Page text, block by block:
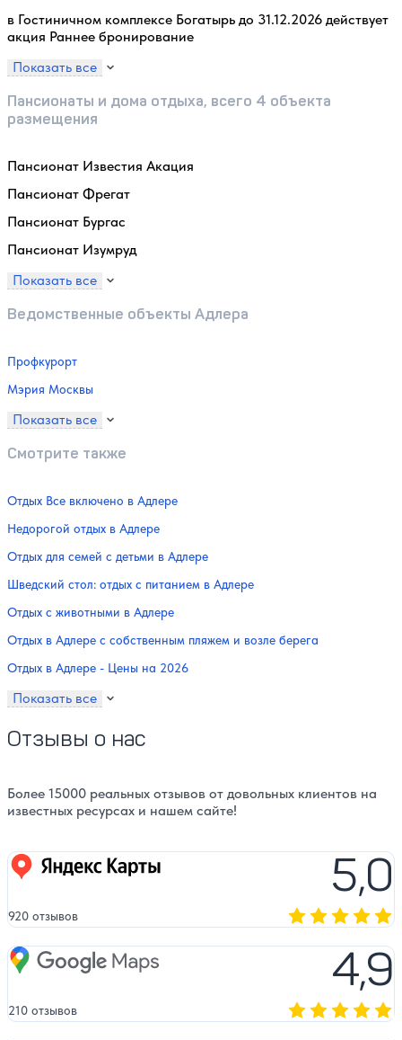
в Гостиничном комплексе Богатырь до 31.12.2026 действует
акция Раннее бронирование
Показать все
Пансионаты и дома отдыха, всего 4 объекта
размещения
Пансионат Известия Акация
Пансионат Фрегат
Пансионат Бургас
Пансионат Изумруд
Показать все
Ведомственные объекты Адлера
Профкурорт
Мэрия Москвы
Показать все
Смотрите также
Отдых Все включено в Адлере
Недорогой отдых в Адлере
Отдых для семей с детьми в Адлере
Шведский стол: отдых с питанием в Адлере
Отдых с животными в Адлере
Отдых в Адлере с собственным пляжем и возле берега
Отдых в Адлере - Цены на 2026
Показать все
Отзывы о нас
Более 15000 реальных отзывов от довольных клиентов на
известных ресурсах и нашем сайте!
Яндекс карты 5,0
920 отзывов
Google Maps 4,9
210 отзывов